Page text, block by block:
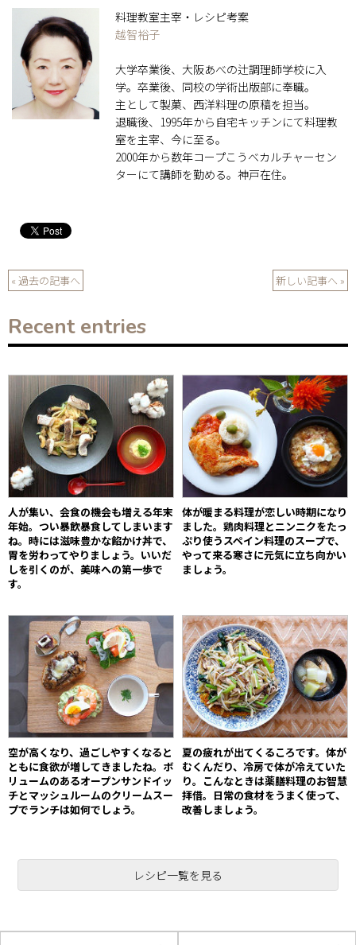
料理教室主宰・レシピ考案
越智裕子
大学卒業後、大阪あべの辻調理師学校に入
学。卒業後、同校の学術出版部に奉職。
主として製菓、西洋料理の原稿を担当。
退職後、1995年から自宅キッチンにて料理教
室を主宰、今に至る。
2000年から数年コープこうべカルチャーセン
ターにて講師を勤める。神戸在住。
新しい記事へ »
« 過去の記事へ
Recent entries
人が集い、会食の機会も増える年末
年始。つい暴飲暴食してしまいます
ね。時には滋味豊かな餡かけ丼で、
胃を労わってやりましょう。いいだ
しを引くのが、美味への第一歩で
す。
体が暖まる料理が恋しい時期になり
ました。鶏肉料理とニンニクをたっ
ぷり使うスペイン料理のスープで、
やって来る寒さに元気に立ち向かい
ましょう。
空が高くなり、過ごしやすくなると
ともに食欲が増してきましたね。ボ
リュームのあるオープンサンドイッ
チとマッシュルームのクリームスー
プでランチは如何でしょう。
夏の疲れが出てくるころです。体が
むくんだり、冷房で体が冷えていた
り。こんなときは薬膳料理のお智慧
拝借。日常の食材をうまく使って、
改善しましょう。
レシピ一覧を見る